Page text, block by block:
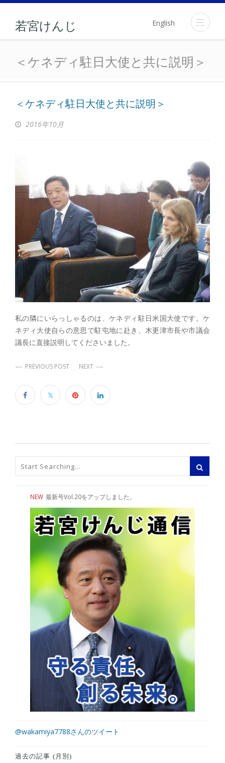
若宮けんじ English
＜ケネディ駐日大使と共
＜ケネディ駐日大使と共に説明＞
＜ケネディ駐日大使と共に説明＞
2016年10月
私の隣にいらっしゃるのは、ケネディ駐日米国大使です。ケ
ネディ大使自らの意思で駐屯地に赴き、木更津市長や市議会
議長に直接説明してくださいました。
PREVIOUS POST NEXT
NEW 最新号Vol.20をアップしました。
@wakamiya7788さんのツイート
過去の記事 (月別)